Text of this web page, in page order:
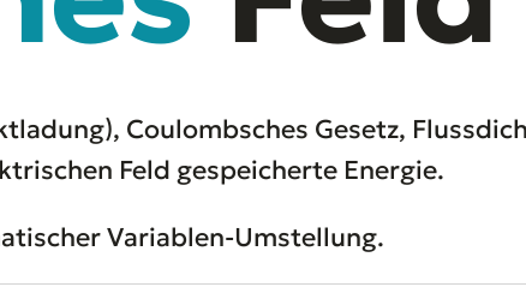
Coulombsches Gesetz,
Feld gespeicherte Energie.
Variablen-Umstellung.